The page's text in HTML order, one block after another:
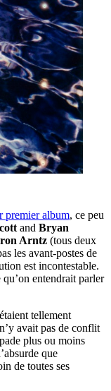
premier album, ce peu
and Bryan
Arntz (tous deux
les avant-postes de
est incontestable.
entendrait parler
tellement
avait pas de conflit
plus ou moins
que
de toutes ses